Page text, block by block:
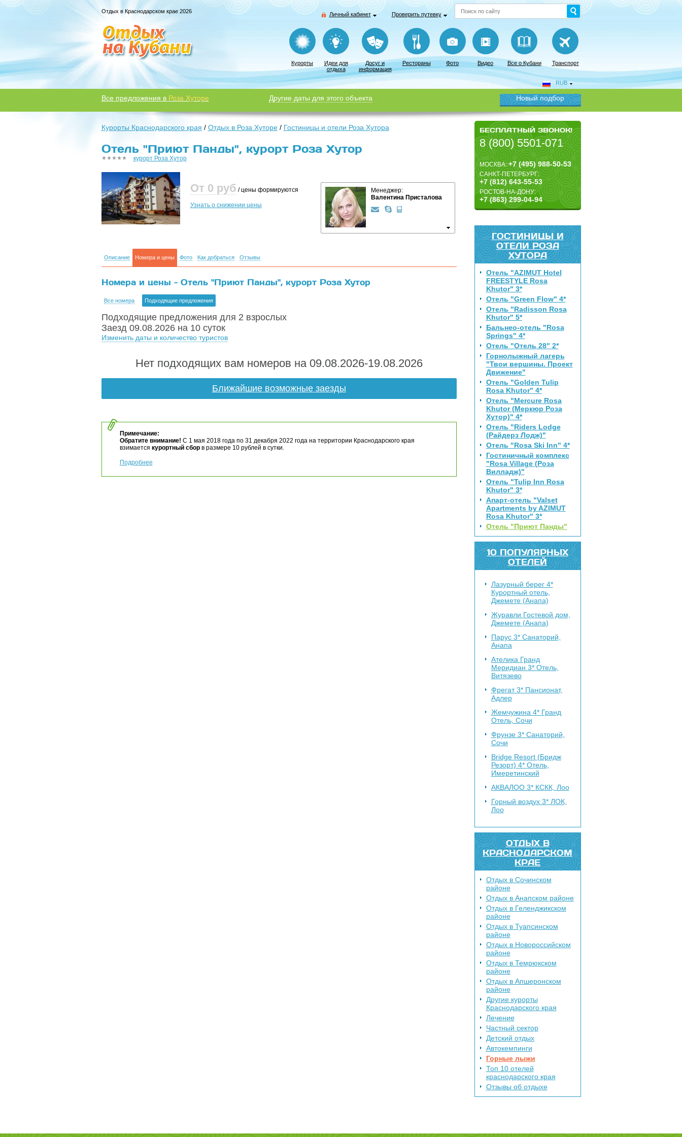
Отдых в Краснодарском крае 2026 Личный кабинет Проверить путевку
Курорты
Идеи для
отдыха
Досуг и
информация
Рестораны Фото Видео Все о Кубани Транспорт
RUB
Все предложения в Роза Хуторе Другие даты для этого объекта Новый подбор
БЕСПЛАТНЫЙ ЗВОНОК!
8 (800) 5501-071
МОСКВА:+7 (495) 988-50-53
САНКТ-ПЕТЕРБУРГ:
+7 (812) 643-55-53
РОСТОВ-НА-ДОНУ:
+7 (863) 299-04-94
ГОСТИНИЦЫ И
ОТЕЛИ РОЗА
ХУТОРА
Отель "AZIMUT Hotel
FREESTYLE Rosa
Khutor" 3*
Отель "Green Flow" 4*
Отель "Radisson Rosa
Khutor" 5*
Бальнео-отель "Rosa
Springs" 4*
Отель "Отель 28" 2*
Горнолыжный лагерь
"Твои вершины. Проект
Движение"
Отель "Golden Tulip
Rosa Khutor" 4*
Отель "Mercure Rosa
Khutor (Меркюр Роза
Хутор)" 4*
Отель "Riders Lodge
(Райдерз Лодж)"
Отель "Rosa Ski Inn" 4*
Гостиничный комплекс
"Rosa Village (Роза
Вилладж)"
Отель "Tulip Inn Rosa
Khutor" 3*
Апарт-отель "Valset
Apartments by AZIMUT
Rosa Khutor" 3*
Отель "Приют Панды"
10 ПОПУЛЯРНЫХ
ОТЕЛЕЙ
Лазурный берег 4*
Курортный отель,
Джемете (Анапа)
Журавли Гостевой дом,
Джемете (Анапа)
Парус 3* Санаторий,
Анапа
Ателика Гранд
Меридиан 3* Отель,
Витязево
Фрегат 3* Пансионат,
Адлер
Жемчужина 4* Гранд
Отель, Сочи
Фрунзе 3* Санаторий,
Сочи
Bridge Resort (Бридж
Резорт) 4* Отель,
Имеретинский
АКВАЛОО 3* КСКК, Лоо
Горный воздух 3* ЛОК,
Лоо
ОТДЫХ В
КРАСНОДАРСКОМ
КРАЕ
Отдых в Сочинском
районе
Отдых в Анапском районе
Отдых в Геленджикском
районе
Отдых в Туапсинском
районе
Отдых в Новороссийском
районе
Отдых в Темрюкском
районе
Отдых в Апшеронском
районе
Другие курорты
Краснодарского края
Лечение
Частный сектор
Детский отдых
Автокемпинги
Горные лыжи
Топ 10 отелей
краснодарского края
Отзывы об отдыхе
Курорты Краснодарского края / Отдых в Роза Хуторе/ Гостиницы и отели Роза Хутора
Отель "Приют Панды", курорт Роза Хутор
курорт Роза Хутор
От 0 руб / цены формируются
Узнать о снижении цены
Менеджер:
Валентина Присталова
Описание Номера и цены Фото Как добраться Отзывы
Номера и цены - Отель "Приют Панды", курорт Роза Хутор
Все номера Подходящие предложения
Подходящие предложения для 2 взрослых
Заезд 09.08.2026 на 10 суток
Изменить даты и количество туристов
Нет подходящих вам номеров на 09.08.2026-19.08.2026
Ближайшие возможные заезды
Примечание:
Обратите внимание! С 1 мая 2018 года по 31 декабря 2022 года на территории Краснодарского края
взимается курортный сборв размере 10 рублей в сутки.
Подробнее